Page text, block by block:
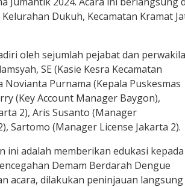
Dukuh, Kecamatan Kramat
oleh sejumlah pejabat dan
SE (Kasie Kesra Kecamatan
Novianta Purnama (Kepala Puskesmas
(Key Account Manager Baygon),
2), Aris Susanto (Manager
Sartomo (Manager License Jakarta 2).
ini adalah memberikan edukasi kepada
Demam Berdarah Dengue
acara, dilakukan peninjauan langsung